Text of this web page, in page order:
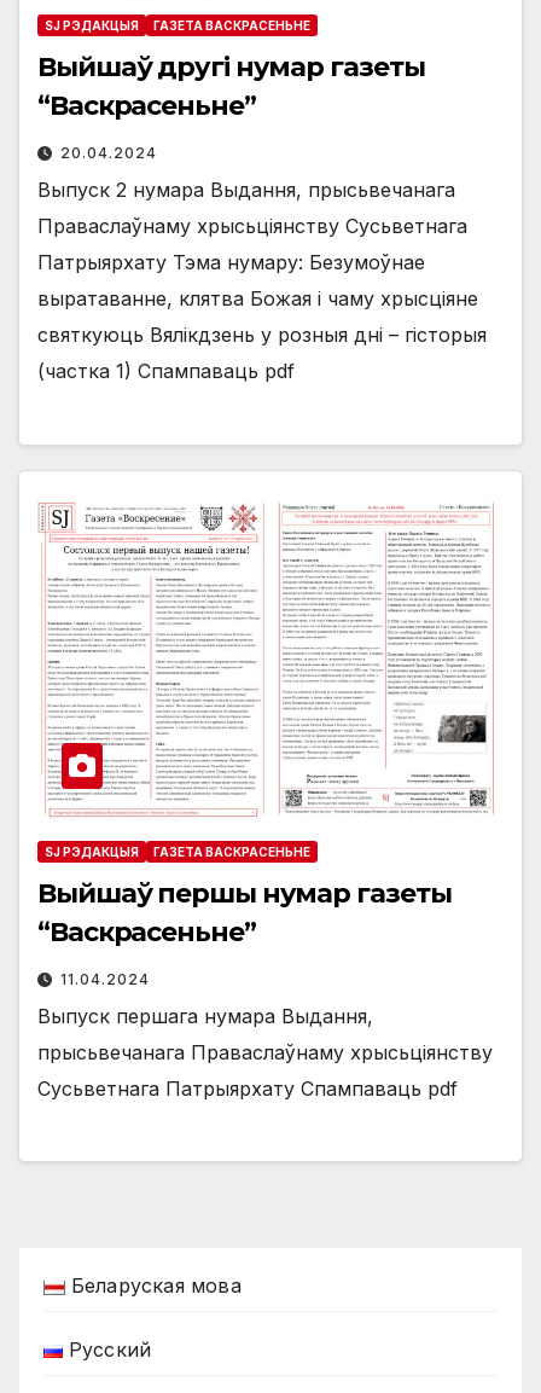
SJ РЭДАКЦЫЯ ГАЗЕТА ВАСКРАСЕНЬНЕ
Выйшаў другі нумар газеты
“Васкрасеньне”
20.04.2024
Выпуск 2 нумара Выдання, прысьвечанага
Праваслаўнаму хрысьціянству Сусьветнага
Патрыярхату Тэма нумару: Безумоўнае
выратаванне, клятва Божая і чаму хрысціяне
святкуюць Вялікдзень у розныя дні – гісторыя
(частка 1) Спампаваць pdf
SJ РЭДАКЦЫЯ ГАЗЕТА ВАСКРАСЕНЬНЕ
Выйшаў першы нумар газеты
“Васкрасеньне”
11.04.2024
Выпуск першага нумара Выдання,
прысьвечанага Праваслаўнаму хрысьціянству
Сусьветнага Патрыярхату Спампаваць pdf
Беларуская мова
Русский